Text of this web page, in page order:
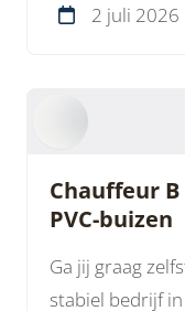
2 juli 2026
Chauffeur
PVC-buizen
Ga jij graag
stabiel bedrijf